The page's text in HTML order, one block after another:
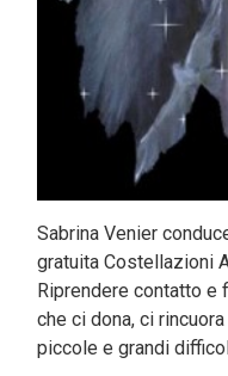
Sabrina Venier
gratuita Costellazioni
Riprendere contatto e
che ci dona, ci
piccole e grandi